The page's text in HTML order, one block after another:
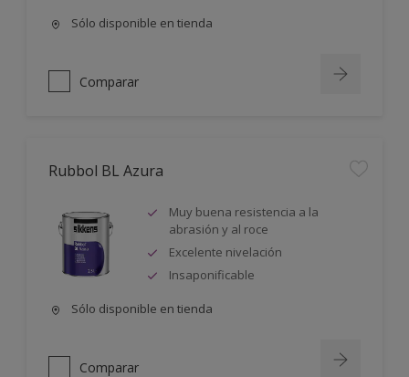
Sólo disponible en tienda
Comparar
Rubbol BL Azura
Muy buena resistencia a la
abrasión y al roce
Excelente nivelación
Insaponificable
Sólo disponible en tienda
Comparar